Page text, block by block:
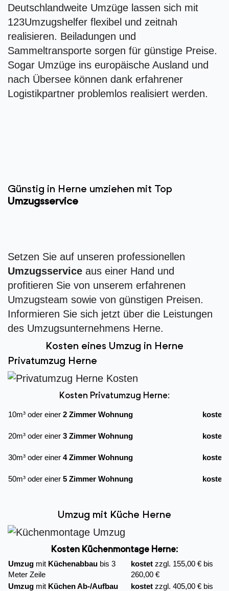
Deutschlandweite Umzüge lassen sich mit
123Umzugshelfer flexibel und zeitnah
realisieren. Beiladungen und
Sammeltransporte sorgen für günstige Preise.
Sogar Umzüge ins europäische Ausland und
nach Übersee können dank erfahrener
Logistikpartner problemlos realisiert werden.
Günstig in Herne umziehen mit Top
Umzugsservice
Setzen Sie auf unseren professionellen
Umzugsservice aus einer Hand und
profitieren Sie von unserem erfahrenen
Umzugsteam sowie von günstigen Preisen.
Informieren Sie sich jetzt über die Leistungen
des Umzugsunternehmens Herne.
Kosten eines Umzug in Herne
Privatumzug Herne
Kosten Privatumzug Herne:
10m³ oder einer 2 Zimmer Wohnung kostet
20m³ oder einer 3 Zimmer Wohnung kostet
30m³ oder einer 4 Zimmer Wohnung kostet
50m³ oder einer 5 Zimmer Wohnung kostet
Umzug mit Küche Herne
Kosten Küchenmontage Herne:
Umzug mit Küchenabbau bis 3
Meter Zeile
kostet zzgl. 155,00 € bis
260,00 €
Umzug mit Küchen Ab-/Aufbau
kostet zzgl. 405,00 € bis